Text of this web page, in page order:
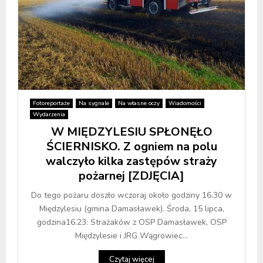
Fotoreportaże Na sygnale Na własne oczy
Wiadomości
Wydarzenia
W MIĘDZYLESIU SPŁONĘŁO
ŚCIERNISKO. Z ogniem na polu
walczyło kilka zastępów straży
pożarnej [ZDJĘCIA]
Do tego pożaru doszło wczoraj około godziny 16.30 w
Międzylesiu (gmina Damasławek). Środa, 15 lipca,
godzina16.23: Strażaków z OSP Damasławek, OSP
Międzylesie i JRG Wągrowiec...
Czytaj więcej